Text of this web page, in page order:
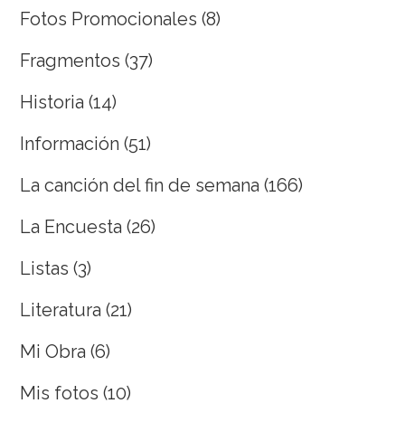
Fotos Promocionales (8)
Fragmentos (37)
Historia (14)
Información (51)
La canción del fin de semana (166)
La Encuesta (26)
Listas (3)
Literatura (21)
Mi Obra (6)
Mis fotos (10)